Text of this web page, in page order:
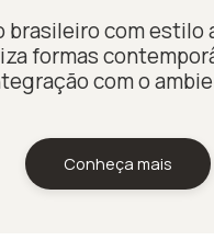
brasileiro com estilo
formas
com o
Conheça mais